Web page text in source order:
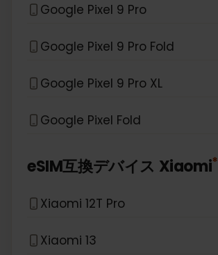
Google Pixel 9 Pro
Google Pixel 9 Pro Fold
Google Pixel 9 Pro XL
Google Pixel Fold
eSIM互換デバイス Xiaomi*
Xiaomi 12T Pro
Xiaomi 13